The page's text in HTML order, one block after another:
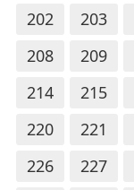
202
203
208
209
214
215
220
221
226
227